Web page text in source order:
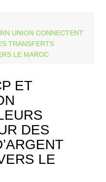
UNION CONNECTENT
TRANSFERTS
LE MAROC
ET
DES
LE